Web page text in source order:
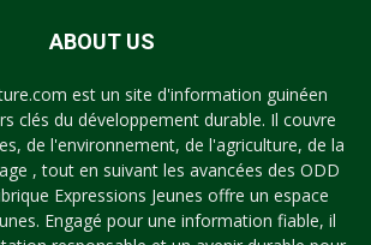
ABOUT US
est un site d'information guinéen
clés du développement durable. Il couvre
de l'environnement, de l'agriculture, de la
, tout en suivant les avancées des ODD
Expressions Jeunes offre un espace
Engagé pour une information fiable, il